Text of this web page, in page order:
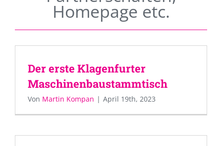
Homepage etc.
Der erste Klagenfurter
Maschinenbaustammtisch
Von Martin Kompan | April 19th, 2023